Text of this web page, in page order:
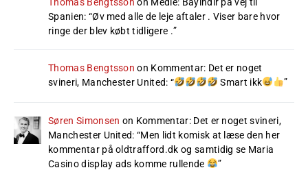
Spanien: “Øv med alle de leje aftaler . Viser bare hvor
ringe der blev købt tidligere .”
Thomas Bengtsson on Kommentar: Det er noget
svineri, Manchester United: “ Smart ikk ”
Søren Simonsen on Kommentar: Det er noget svineri,
Manchester United: “Men lidt komisk at læse den her
kommentar på oldtrafford.dk og samtidig se Maria
Casino display ads komme rullende
”